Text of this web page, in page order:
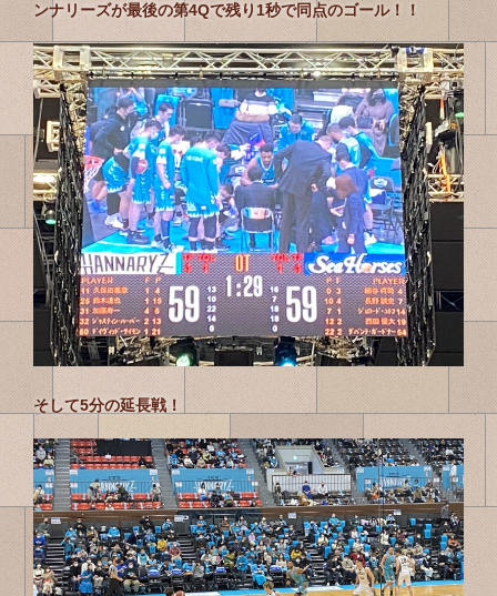
ンナリーズが最後の第4Qで残り1秒で同点のゴール！！
そして5分の延長戦！